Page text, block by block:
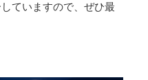
ていますので、ぜひ最